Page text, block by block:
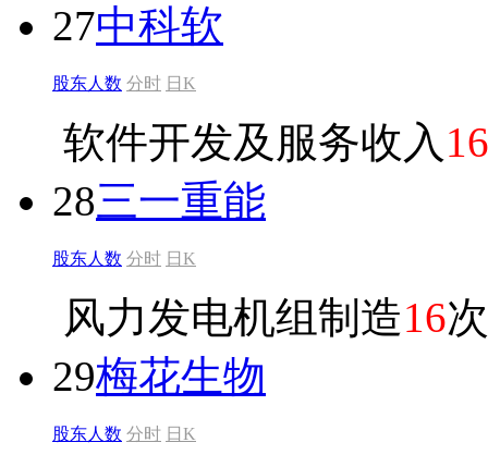
27中科软
股东人数 分时 日K
软件开发及服务收入 16
28三一重能
股东人数 分时 日K
风力发电机组制造16次
29梅花生物
股东人数 分时 日K